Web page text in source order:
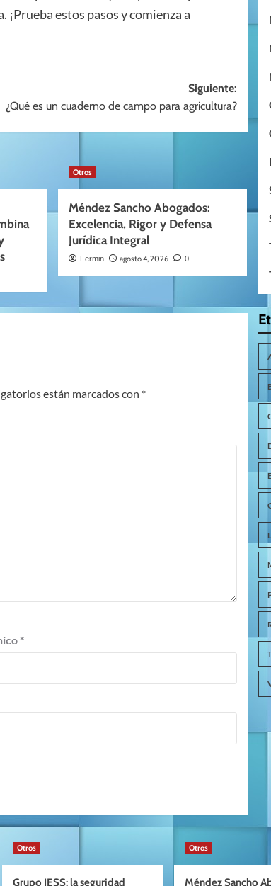
estos pasos y comienza a
Siguiente:
¿Qué es un cuaderno de campo para agricultura?
Otros
Méndez Sancho Abogados:
Excelencia, Rigor y Defensa
Jurídica Integral
Fermin agosto 4, 2026 0
están marcados con *
*
Otros
Grupo IESS: la seguridad
Otros
Méndez Sancho